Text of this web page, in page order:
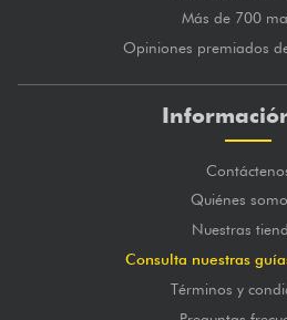
Más de 700
Opiniones premiados
Quiénes
Nuestras
Consulta nuestras
Términos y